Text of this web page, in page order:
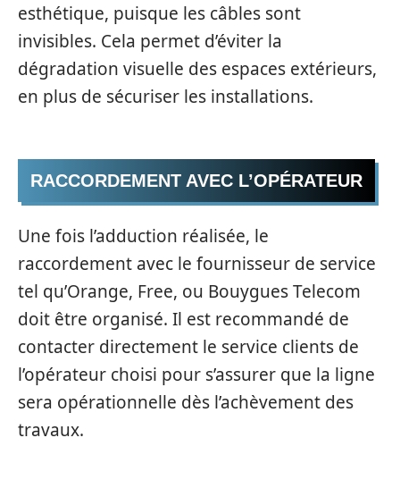
esthétique, puisque les câbles sont
invisibles. Cela permet d’éviter la
dégradation visuelle des espaces extérieurs,
en plus de sécuriser les installations.
RACCORDEMENT AVEC L’OPÉRATEUR
Une fois l’adduction réalisée, le
raccordement avec le fournisseur de service
tel qu’Orange, Free, ou Bouygues Telecom
doit être organisé. Il est recommandé de
contacter directement le service clients de
l’opérateur choisi pour s’assurer que la ligne
sera opérationnelle dès l’achèvement des
travaux.